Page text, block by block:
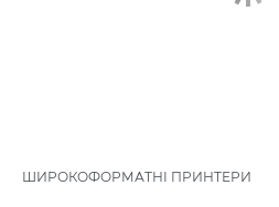
ШИРОКОФОРМАТНІ ПРИНТЕРИ